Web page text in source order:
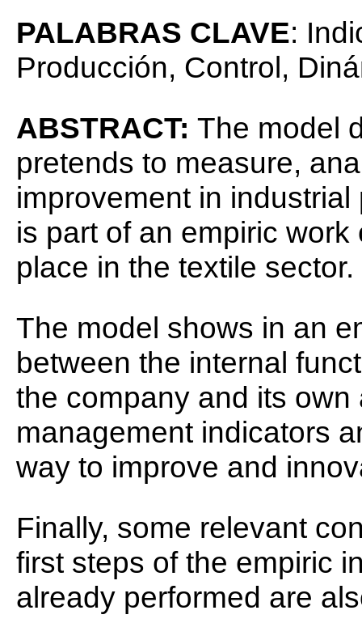
PALABRAS CLAVE:
Producción, Control,
ABSTRACT: The model
pretends to measure,
improvement in
is part of an empiric
place in the textile sector.
The model shows in an
between the internal
the company and its
management indicators
way to improve and
Finally, some relevant
first steps of the empiric
already performed are